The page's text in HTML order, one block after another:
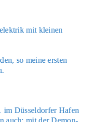
mit klei­nen
so mei­ne ers­ten
im Düs­sel­dor­fer Hafen
auch: mit der Demon­